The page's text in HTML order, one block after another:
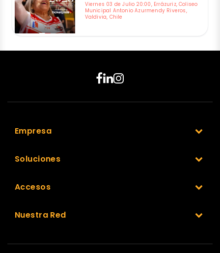
Viernes 03 de Julio 20:00, Errázuriz, Coliseo
Municipal Antonio Azurmendy Riveros,
Valdivia, Chile
Empresa
Soluciones
Accesos
Nuestra Red